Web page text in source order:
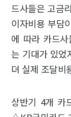
드사들은 고금
이자비용 부담
에 따라 카드
는 기대가 있었
뎌 실제 조달비
상반기 4개 카